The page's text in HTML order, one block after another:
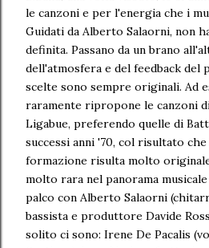
le canzoni e per l'energia che i
Guidati da Alberto Salaorni, non
definita. Passano da un brano
dell'atmosfera e del feedback del
scelte sono sempre originali. Ad
raramente ripropone le canzoni
Ligabue, preferendo quelle di
successi anni '70, col risultato
formazione risulta molto
molto rara nel panorama
palco con Alberto Salaorni
bassista e produttore Davide
solito ci sono: Irene De Pacalis